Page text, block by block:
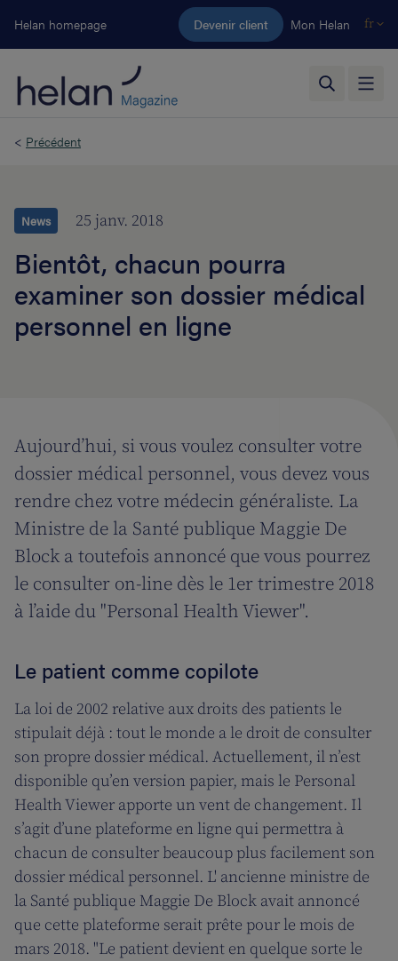
Aller au contenu principal
Helan homepage Devenir client Mon Helan fr
< Précédent
News 25 janv. 2018
Bientôt, chacun pourra
examiner son dossier médical
personnel en ligne
Aujourd’hui, si vous voulez consulter votre
dossier médical personnel, vous devez vous
rendre chez votre médecin généraliste. La
Ministre de la Santé publique Maggie De
Block a toutefois annoncé que vous pourrez
le consulter on-line dès le 1er trimestre 2018
à l’aide du "Personal Health Viewer".
Le patient comme copilote
La loi de 2002 relative aux droits des patients le
stipulait déjà : tout le monde a le droit de consulter
son propre dossier médical. Actuellement, il n’est
disponible qu’en version papier, mais le Personal
Health Viewer apporte un vent de changement. Il
s’agit d’une plateforme en ligne qui permettra à
chacun de consulter beaucoup plus facilement son
dossier médical personnel. L' ancienne ministre de
la Santé publique Maggie De Block avait annoncé
que cette plateforme serait prête pour le mois de
mars 2018. "Le patient devient en quelque sorte le